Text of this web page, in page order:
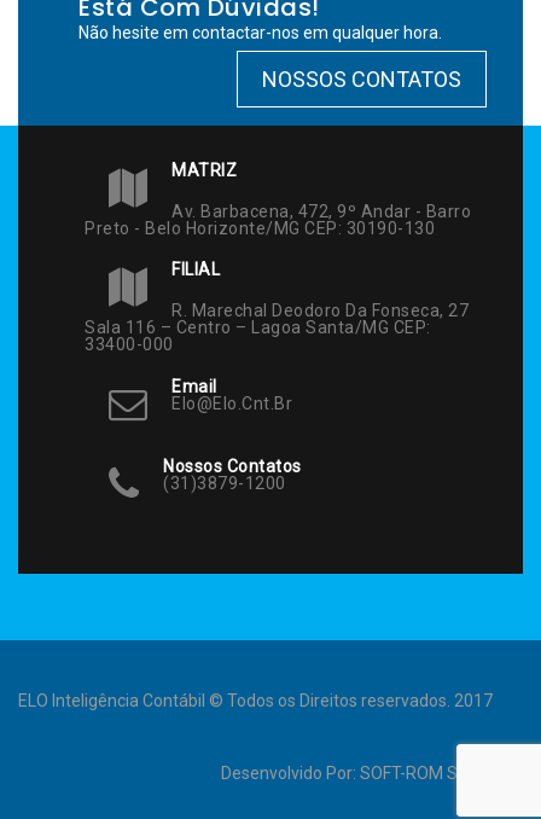
Não hesite em contactar-nos em qualquer hora.
NOSSOS CONTATOS
MATRIZ
Av. Barbacena, 472, 9º Andar - Barro
Preto - Belo Horizonte/MG CEP: 30190-130
FILIAL
R. Marechal Deodoro Da Fonseca, 27
Sala 116 – Centro – Lagoa Santa/MG CEP:
33400-000
Email
Elo@elo.cnt.br
Nossos Contatos
(31)3879-1200
ELO Inteligência Contábil © Todos os Direitos reservados. 2017
Desenvolvido Por: SOFT-ROM Sistemas